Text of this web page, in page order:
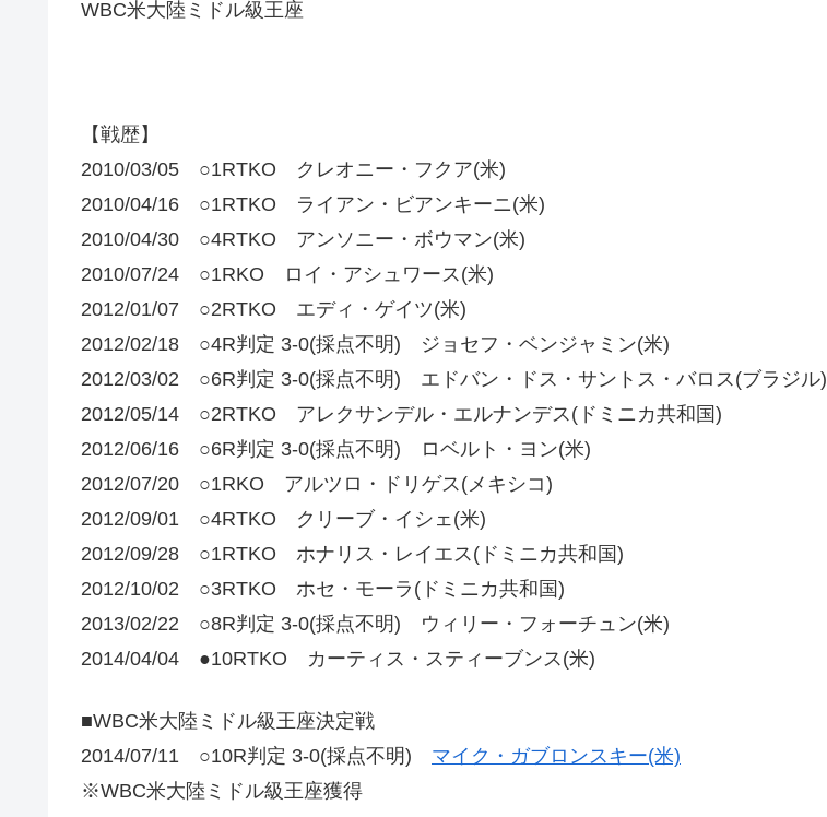
WBC米大陸ミドル級王座
【戦歴】
2010/03/05 ○1RTKO クレオニー・フクア(米)
2010/04/16 ○1RTKO ライアン・ビアンキーニ(米)
2010/04/30 ○4RTKO アンソニー・ボウマン(米)
2010/07/24 ○1RKO ロイ・アシュワース(米)
2012/01/07 ○2RTKO エディ・ゲイツ(米)
2012/02/18 ○4R判定 3-0(採点不明) ジョセフ・ベンジャミン(米)
2012/03/02 ○6R判定 3-0(採点不明) エドバン・ドス・サントス・バロス(ブラジル)
2012/05/14 ○2RTKO アレクサンデル・エルナンデス(ドミニカ共和国)
2012/06/16 ○6R判定 3-0(採点不明) ロベルト・ヨン(米)
2012/07/20 ○1RKO アルツロ・ドリゲス(メキシコ)
2012/09/01 ○4RTKO クリーブ・イシェ(米)
2012/09/28 ○1RTKO ホナリス・レイエス(ドミニカ共和国)
2012/10/02 ○3RTKO ホセ・モーラ(ドミニカ共和国)
2013/02/22 ○8R判定 3-0(採点不明) ウィリー・フォーチュン(米)
2014/04/04 ●10RTKO カーティス・スティーブンス(米)
■WBC米大陸ミドル級王座決定戦
2014/07/11 ○10R判定 3-0(採点不明) マイク・ガブロンスキー(米)
※WBC米大陸ミドル級王座獲得